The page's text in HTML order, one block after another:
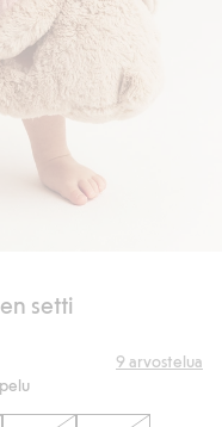
setti
9 arvostelua